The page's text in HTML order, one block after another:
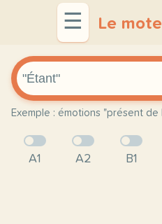
☰ Le
Exemple : émotions "présent
A1 A2 B1